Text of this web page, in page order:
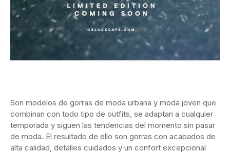
Son modelos de gorras de moda urbana y moda joven que
combinan con todo tipo de outfits, se adaptan a cualquier
temporada y siguen las tendencias del momento sin pasar
de moda. El resultado de ello son gorras con acabados de
alta calidad, detalles cuidados y un confort excepcional